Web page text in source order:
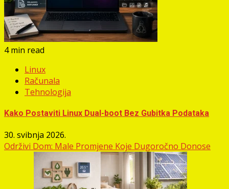
4 min read
Linux
Računala
Tehnologija
Kako Postaviti Linux Dual-boot Bez Gubitka Podataka
30. svibnja 2026.
Održivi Dom: Male Promjene Koje Dugoročno Donose